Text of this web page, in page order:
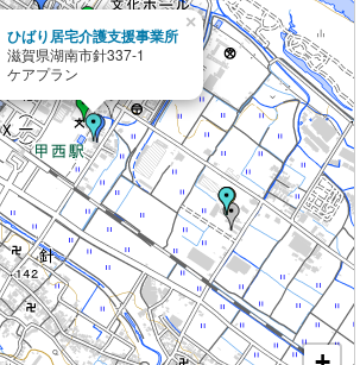
ひばり居宅介護支援事業所
滋賀県湖南市針337-1
ケアプラン
×